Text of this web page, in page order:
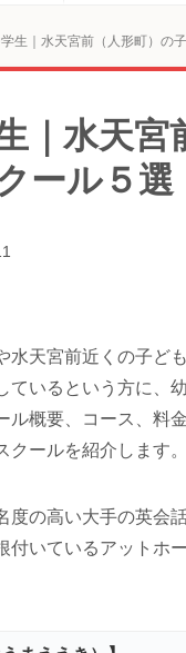
生｜水天宮前（人形町）の
｜水天
ール５選
水天宮前近くの子ど
ているという方に、
ル概要、コース、料
ールを紹介します。
度の高い大手の英会
付いているアットホ